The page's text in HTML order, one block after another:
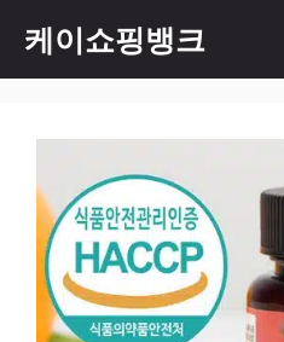
content
케이쇼핑뱅크